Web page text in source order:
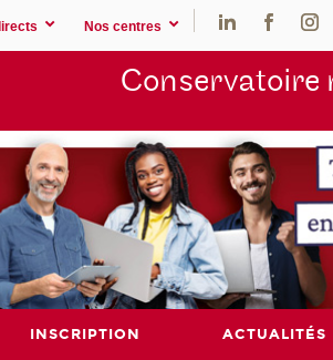
Nos centres
Conservatoire
INSCRIPTION ACTUALITÉS